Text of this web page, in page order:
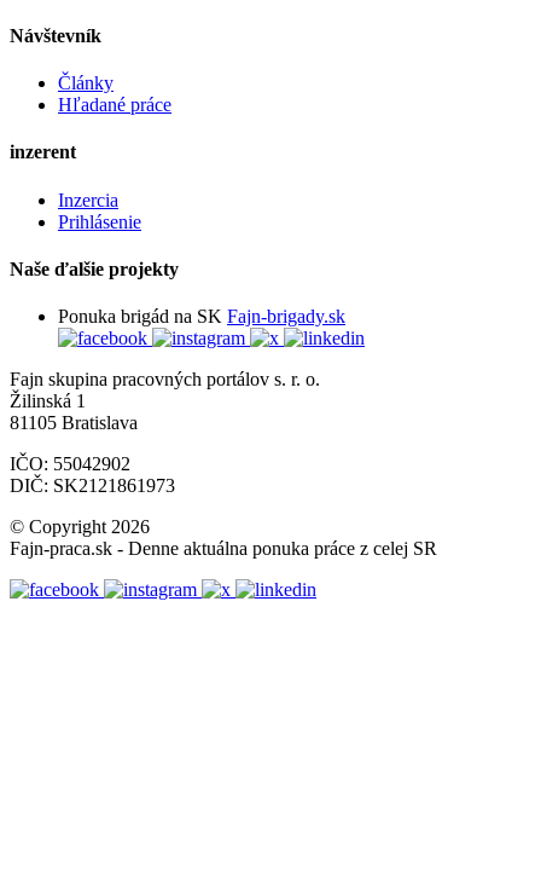
Návštevník
Články
Hľadané práce
inzerent
Inzercia
Prihlásenie
Naše ďalšie projekty
Ponuka brigád na SK Fajn-brigady.sk
Fajn skupina pracovných portálov s. r. o.
Žilinská 1
81105 Bratislava
IČO: 55042902
DIČ: SK2121861973
© Copyright 2026
Fajn-praca.sk - Denne aktuálna ponuka práce z celej SR